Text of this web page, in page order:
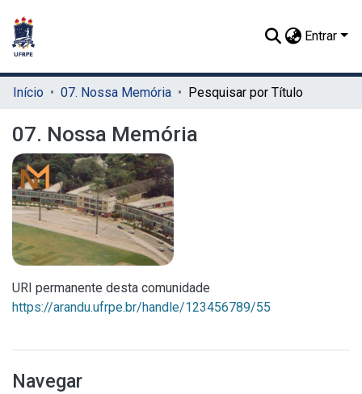
Entrar
Início 07. Nossa Memória Pesquisar por Título
07. Nossa Memória
URI permanente desta comunidade
https://arandu.ufrpe.br/handle/123456789/55
Navegar